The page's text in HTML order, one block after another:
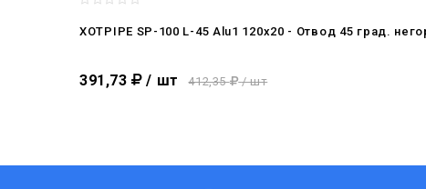
XOTPIPE SP-100 L-45 Alu1 120x20 - Отвод 45 град.
391,73 / шт 412,35 / шт